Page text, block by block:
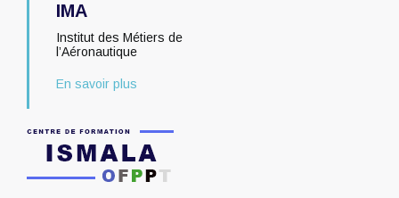
IMA
Institut des Métiers de
l’Aéronautique
En savoir plus